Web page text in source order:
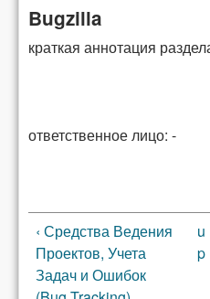
Bugzilla
краткая аннотация
ответственное лицо: -
‹ Средства Ведения
Проектов, Учета
Задач и Ошибок
u
p